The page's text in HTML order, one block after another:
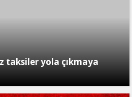
taksiler yola çıkmaya